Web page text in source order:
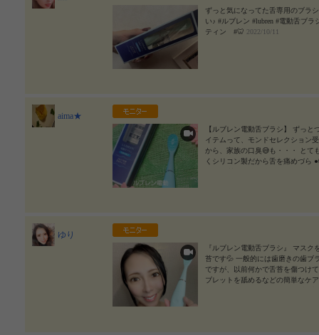
いの製薬 #ルブレン #lubren #電動
防 #綺麗な舌 #👅2022/10/21
ずっと気になってた舌専用のブラ
い♪ #ルブレン #lubren #電動舌ブ
ティン #🦷 2022/10/11
aima★
【ルブレン電動舌ブラシ】 ずっ
イテムって、モンドセレクション
から、家族の口臭😅も・・・ と
くシリコン製だから舌を痛めづら
ゆり
『ルブレン電動舌ブラシ』 マス
苔です💦 一般的には歯磨きの歯ブ
ですが、以前何かで舌苔を傷つけ
ブレットを舐めるなどの簡単なケ